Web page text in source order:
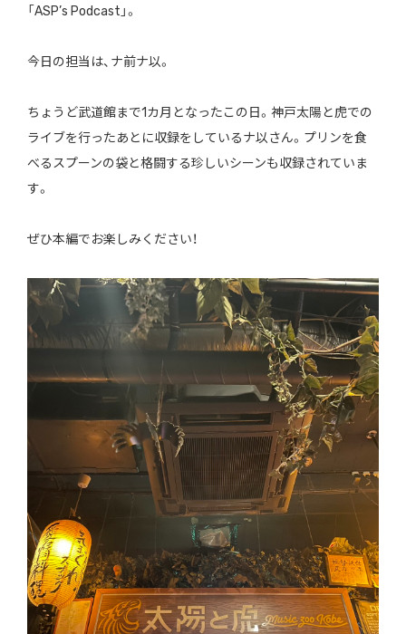
「ASP’s Podcast」。
今日の担当は、ナ前ナ以。
ちょうど武道館まで1カ月となったこの日。神戸太陽と虎での
ライブを行ったあとに収録をしているナ以さん。プリンを食
べるスプーンの袋と格闘する珍しいシーンも収録されていま
す。
ぜひ本編でお楽しみください！